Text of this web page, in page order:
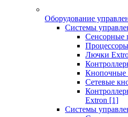
Оборудование
Системы
Сенсорные
Лючки
Кнопочные
Сетевые
Extron [1]
Системы